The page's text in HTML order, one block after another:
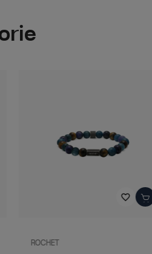
favorite_border
ROCHET